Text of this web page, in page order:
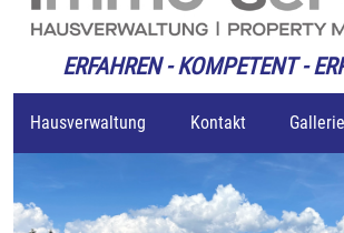
ERFAHREN - KOMPETENT -
Hausverwaltung Kontakt Gallerie